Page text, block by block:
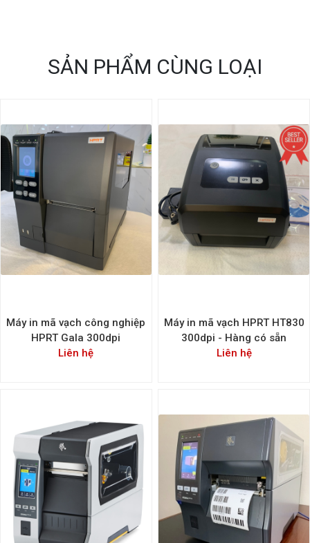
SẢN PHẨM CÙNG LOẠI
Máy in mã vạch công nghiệp
HPRT Gala 300dpi
Liên hệ
Máy in mã vạch HPRT HT830
300dpi - Hàng có sẵn
Liên hệ